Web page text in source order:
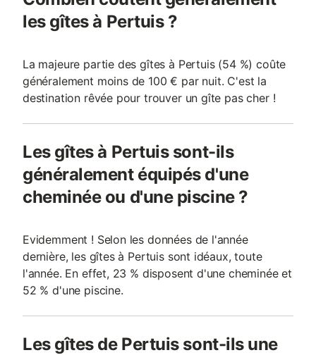
les gîtes à Pertuis ?
La majeure partie des gîtes à Pertuis (54 %) coûte
généralement moins de 100 € par nuit. C'est la
destination rêvée pour trouver un gîte pas cher !
Les gîtes à Pertuis sont-ils
généralement équipés d'une
cheminée ou d'une piscine ?
Evidemment ! Selon les données de l'année
dernière, les gîtes à Pertuis sont idéaux, toute
l'année. En effet, 23 % disposent d'une cheminée et
52 % d'une piscine.
Les gîtes de Pertuis sont-ils une